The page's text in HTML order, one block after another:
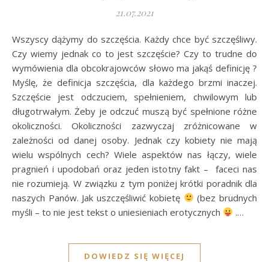
21.07.2021
Wszyscy dążymy do szczęścia. Każdy chce być szczęśliwy.
Czy wiemy jednak co to jest szczęście? Czy to trudne do
wymówienia dla obcokrajowców słowo ma jakąś definicję ?
Myślę, że definicja szczęścia, dla każdego brzmi inaczej.
Szczęście jest odczuciem, spełnieniem, chwilowym lub
długotrwałym. Żeby je odczuć muszą być spełnione różne
okoliczności. Okoliczności zazwyczaj zróżnicowane w
zależności od danej osoby. Jednak czy kobiety nie mają
wielu wspólnych cech? Wiele aspektów nas łączy, wiele
pragnień i upodobań oraz jeden istotny fakt – faceci nas
nie rozumieją. W związku z tym poniżej krótki poradnik dla
naszych Panów. Jak uszczęśliwić kobietę
(bez brudnych
myśli – to nie jest tekst o uniesieniach erotycznych
.…
DOWIEDZ SIĘ WIĘCEJ